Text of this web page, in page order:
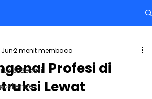
& Bekasi Profesi di
Lewat
Jun2 menit membaca